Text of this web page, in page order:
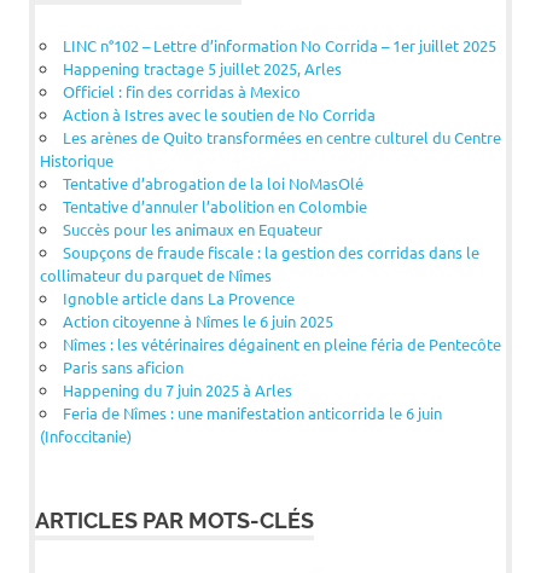
LINC n°102 – Lettre d’information No Corrida – 1er juillet 2025
Happening tractage 5 juillet 2025, Arles
Officiel : fin des corridas à Mexico
Action à Istres avec le soutien de No Corrida
Les arènes de Quito transformées en centre culturel du Centre
Historique
Tentative d’abrogation de la loi NoMasOlé
Tentative d’annuler l’abolition en Colombie
Succès pour les animaux en Equateur
Soupçons de fraude fiscale : la gestion des corridas dans le
collimateur du parquet de Nîmes
Ignoble article dans La Provence
Action citoyenne à Nîmes le 6 juin 2025
Nîmes : les vétérinaires dégainent en pleine féria de Pentecôte
Paris sans aficion
Happening du 7 juin 2025 à Arles
Feria de Nîmes : une manifestation anticorrida le 6 juin
(Infoccitanie)
ARTICLES PAR MOTS-CLÉS